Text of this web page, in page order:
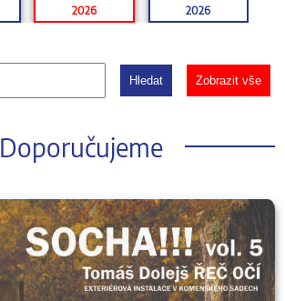
2026 2026
Hledat Zobrazit vše
Doporučujeme